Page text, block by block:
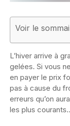
Voir le
L’hiver arrive à
gelées. Si vous
en payer le prix
pas à cause du
erreurs qu’on
les plus